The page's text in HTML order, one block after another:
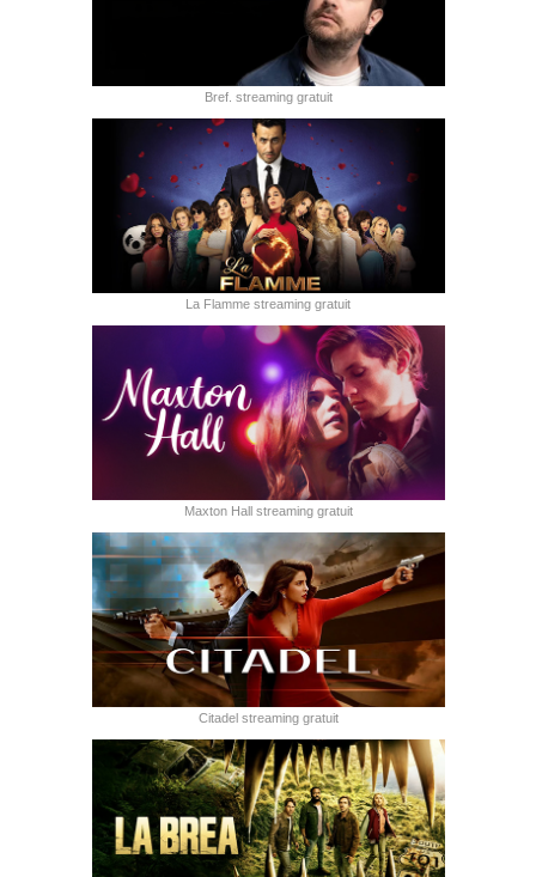
Bref. streaming gratuit
La Flamme streaming gratuit
Maxton Hall streaming gratuit
Citadel streaming gratuit